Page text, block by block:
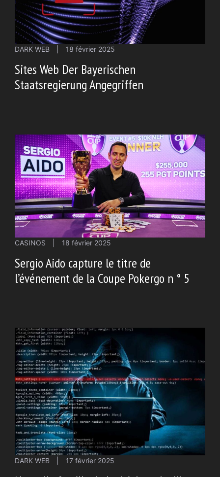
DARK WEB 18 février 2025
Sites Web Der Bayerischen
Staatsregierung Angegriffen
CASINOS 18 février 2025
Sergio Aido capture le titre de
l’événement de la Coupe Pokergo n ° 5
DARK WEB 17 février 2025